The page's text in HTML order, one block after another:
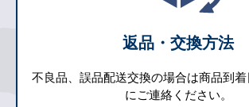
返品・交換方法
不良品、誤品配送交換の場合は商品到
にご連絡ください。